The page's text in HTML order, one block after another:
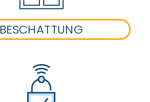
BESCHATTUNG